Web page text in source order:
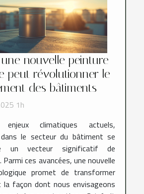
nouvelle peinture
peut révolutionner le
des bâtiments
1h
climatiques actuels,
le secteur du bâtiment se
un vecteur significatif de
ces avancées, une nouvelle
promet de transformer
la façon dont nous envisageons